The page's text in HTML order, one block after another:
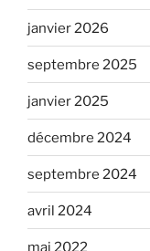
janvier 2026
septembre 2025
janvier 2025
décembre 2024
septembre 2024
avril 2024
mai 2022